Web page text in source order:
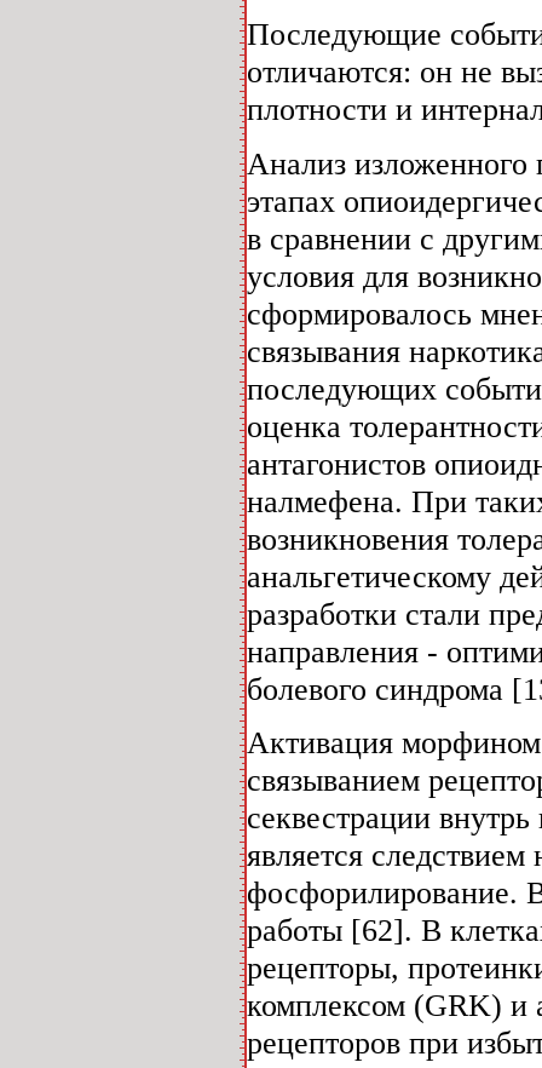
Последующие
отличаются: он не
плотности и
Анализ изложенного
этапах
в сравнении с
условия для
сформировалось
связывания
последующих
оценка
антагонистов
налмефена. При
возникновения
анальгетическому
разработки стали
направления -
болевого синдрома
Активация морфином
связыванием
секвестрации
является
фосфорилирование. В
работы [62]. В
рецепторы,
комплексом (GRK) и
рецепторов при